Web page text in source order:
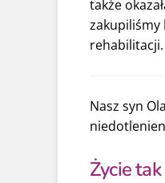
także
zakupiliśmy
Nasz syn
Życie